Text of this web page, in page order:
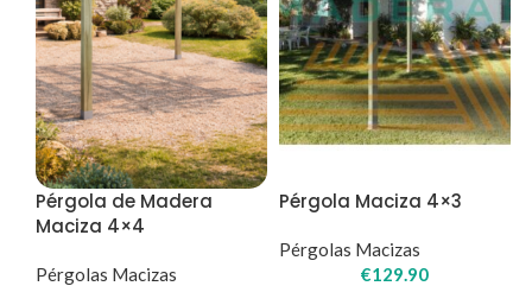
Pérgola de Madera
Maciza 4×4
Pérgolas Macizas
Pérgola Maciza 4×3
Pérgolas Macizas
€129.90